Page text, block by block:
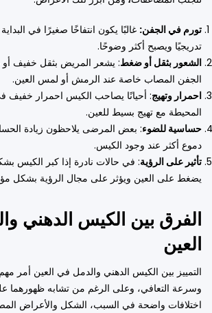
تورم في الجفن: غالبًا يكون انتفاخًا صغيرًا في
تدريجيًا ويصبح أكثر وضوحًا.
الشعور بثقل أو ضغط: يشعر المريض بثقل خفيف
الجفن المصاب خاصة عند الرمش أو لمس العين.
احمرار وتهيج: أحيانًا يصاحب الكيس احمرار خفيف
المحيطة مع تهيج بسيط للعين.
حساسية للضوء: بعض المرضى يلاحظون زيادة
دموع أكثر عند وجود الكيس.
تأثير على الرؤية: في حالات نادرة إذا كبر الكيس
يضغط على العين ويؤثر على مجال الرؤية بشكل
الفرق بين الكيس الدهني
العين
التمييز بين الكيس الدهني والدمل في العين أمر
وسرعة التعافي، وعلى الرغم من تشابه ظهورهما
اختلافات واضحة في السبب، الشكل والأعراض